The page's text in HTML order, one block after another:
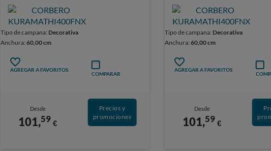
Tipo de campana: Decorativa
Anchura: 60,00 cm
AGREGAR A FAVORITOS
COMPARAR
Desde
101,59 €
Precios y
promociones
Tipo de campana: Decorativa
Anchura: 60,00 cm
AGREGAR A FAVORITOS
Desde
101,59 €